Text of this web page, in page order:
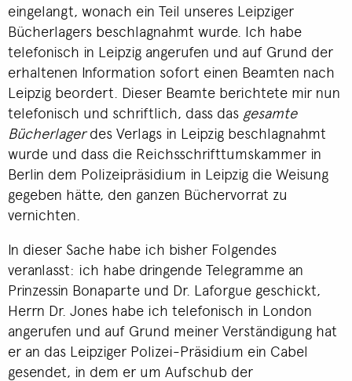
eingelangt, wonach ein Teil unseres Leipziger
Bücherlagers beschlagnahmt wurde. Ich habe
telefonisch in Leipzig angerufen und auf Grund der
erhaltenen Information sofort einen Beamten nach
Leipzig beordert. Dieser Beamte berichtete mir nun
telefonisch und schriftlich, dass das gesamte
Bücherlagerdes Verlags in Leipzig beschlagnahmt
wurde und dass die Reichsschrifttumskammer in
Berlin dem Polizeipräsidium in Leipzig die Weisung
gegeben hätte, den ganzen Büchervorrat zu
vernichten.
In dieser Sache habe ich bisher Folgendes
veranlasst: ich habe dringende Telegramme an
Prinzessin Bonaparte und Dr. Laforgue geschickt,
Herrn Dr. Jones habe ich telefonisch in London
angerufen und auf Grund meiner Verständigung hat
er an das Leipziger Polizei-Präsidium ein Cabel
gesendet, in dem er um Aufschub der